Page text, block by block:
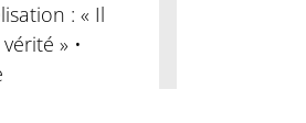
: « Il
» •